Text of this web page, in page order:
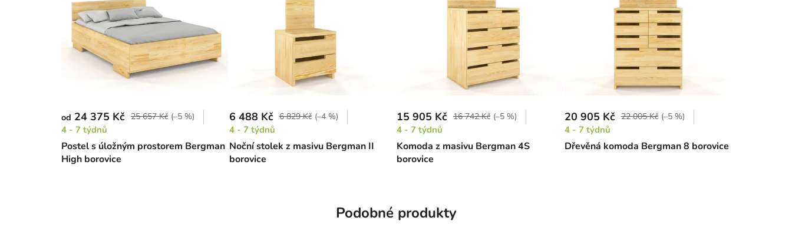
Postel s úložným prostorem Bergman
High borovice
od 24 375 Kč 25 657 Kč (–5 %)
4 - 7 týdnů
Noční stolek z masivu Bergman II
borovice
6 488 Kč 6 829 Kč (–4 %)
4 - 7 týdnů
Komoda z masivu Bergman 4S
borovice
15 905 Kč 16 742 Kč (–5 %)
4 - 7 týdnů
Dřevěná komoda Bergman 8 borovice
20 905 Kč 22 005 Kč (–5 %)
4 - 7 týdnů
Podobné produkty